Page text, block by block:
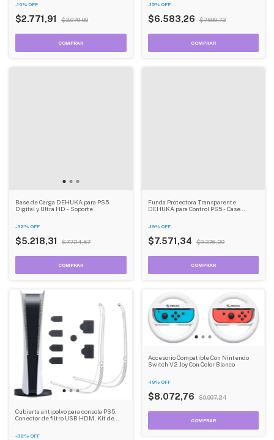
-10% OFF
$2.771,91 $3.079,90
-15% OFF
$6.583,26 $7.699,73
Base de Carga DEHUKA para PS5
Digital y Ultra HD - Soporte
-32% OFF
$5.218,31 $7.724,57
Funda Protectora Transparente
DEHUKA para Control PS5 - Case
-19% OFF
$7.571,34 $9.376,29
Cubierta antipolvo para consola PS5,
Conector de filtro USB HDM, Kit de
-32% OFF
Accesorio Compatible Con Nintendo
Switch V2 Joy Con Color Blanco
-19% OFF
$8.072,76 $9.997,24